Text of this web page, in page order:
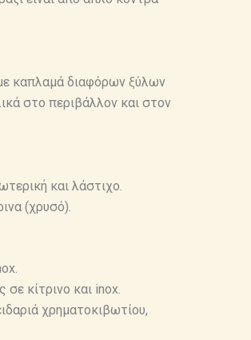
καπλαμά διαφόρων ξύλων
στο περιβάλλον και στον
και λάστιχο.
(χρυσό).
σε κίτρινο και inox.
χρηματοκιβωτίου,